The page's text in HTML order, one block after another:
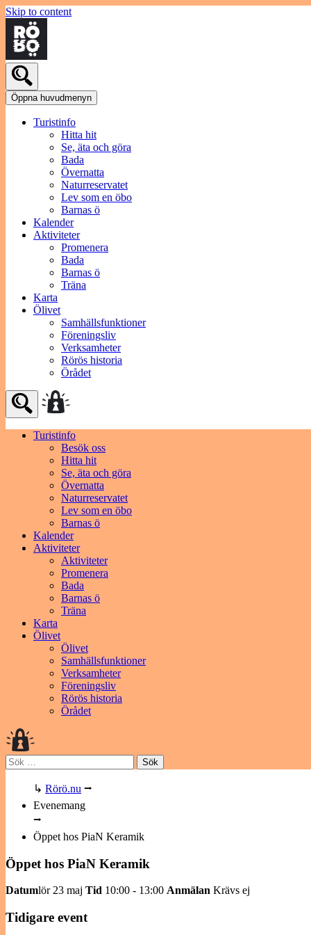
Skip to content
Öppna huvudmenyn
Turistinfo
Hitta hit
Se, äta och göra
Bada
Övernatta
Naturreservatet
Lev som en öbo
Barnas ö
Kalender
Aktiviteter
Promenera
Bada
Barnas ö
Träna
Karta
Ölivet
Samhällsfunktioner
Föreningsliv
Verksamheter
Rörös historia
Örådet
Turistinfo
Besök oss
Hitta hit
Se, äta och göra
Övernatta
Naturreservatet
Lev som en öbo
Barnas ö
Kalender
Aktiviteter
Aktiviteter
Promenera
Bada
Barnas ö
Träna
Karta
Ölivet
Ölivet
Samhällsfunktioner
Verksamheter
Föreningsliv
Rörös historia
Örådet
Sök
efter:
↳ Rörö.nu ⭢
Evenemang
⭢
Öppet hos PiaN Keramik
Öppet hos PiaN Keramik
Datumlör 23 maj Tid 10:00 - 13:00 Anmälan Krävs ej
Tidigare event